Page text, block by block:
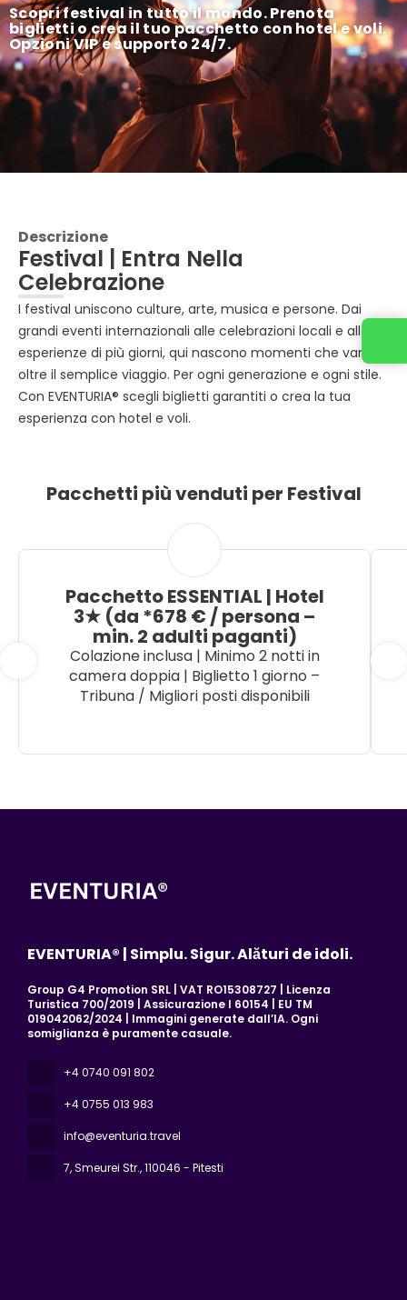
Scopri festival in tutto il mondo. Prenota
biglietti o crea il tuo pacchetto con hotel e voli.
Opzioni VIP e supporto 24/7.
Descrizione
Festival | Entra Nella
Celebrazione
I festival uniscono culture, arte, musica e persone. Dai
grandi eventi internazionali alle celebrazioni locali e alle
esperienze di più giorni, qui nascono momenti che vanno
oltre il semplice viaggio. Per ogni generazione e ogni stile.
Con EVENTURIA® scegli biglietti garantiti o crea la tua
esperienza con hotel e voli.
Pacchetti più venduti per Festival
Pacchetto ESSENTIAL | Hotel
3★ (da *678 € / persona –
min. 2 adulti paganti)
Colazione inclusa | Minimo 2 notti in
camera doppia | Biglietto 1 giorno –
Tribuna / Migliori posti disponibili
EVENTURIA® | Simplu. Sigur. Alături de idoli.
Group G4 Promotion SRL | VAT RO15308727 | Licenza
Turistica 700/2019 | Assicurazione I 60154 | EU TM
019042062/2024 | Immagini generate dall’IA. Ogni
somiglianza è puramente casuale.
+4 0740 091 802
+4 0755 013 983
info@eventuria.travel
7, Smeurei Str., 110046 - Pitesti